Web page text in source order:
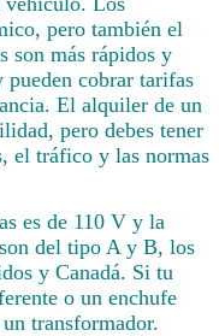
pero también el
son más rápidos y
pueden cobrar tarifas
El alquiler de un
pero debes tener
el tráfico y las normas
es de 110 V y la
del tipo A y B, los
y Canadá. Si tu
o un enchufe
transformador.